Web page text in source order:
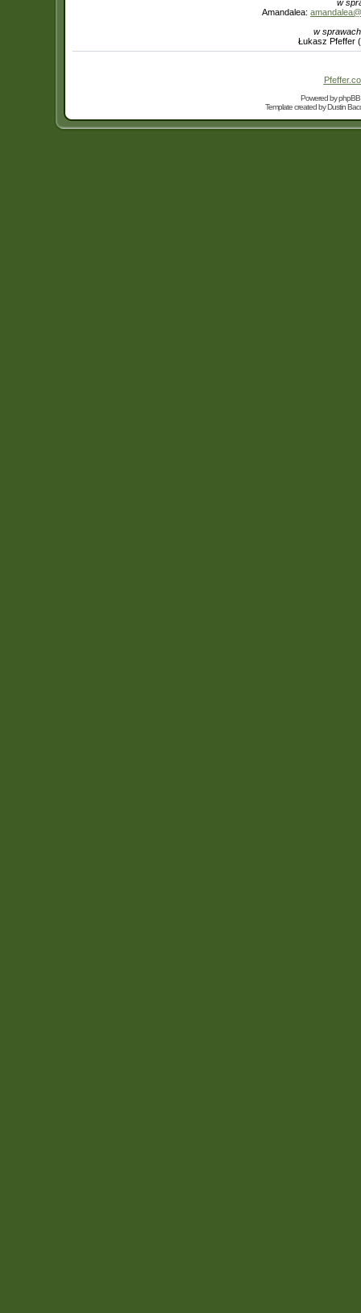
w
Amandalea:
w
Łukasz Pfeffer
Powered byphpBB
Template created byDustin